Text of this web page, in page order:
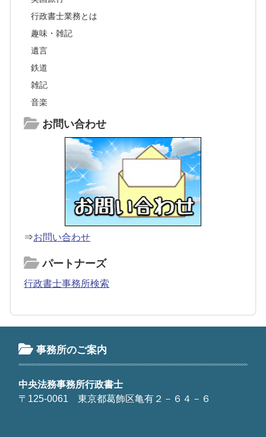
行政書士業務とは
趣味・雑記
遺言
鉄道
雑記
音楽
お問い合わせ
⇒お問い合わせ
パートナーズ
行政書士事務所検索
事務所のご案内
中央法務事務所行政書士
〒125-0061 東京都葛飾区亀有２－６４－６